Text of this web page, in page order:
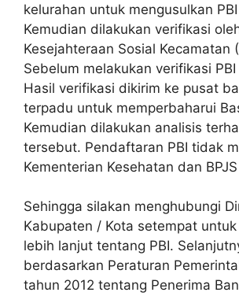
kelurahan untuk mengusulkan
Kemudian dilakukan verifikasi
Kesejahteraan Sosial Kecamatan
Sebelum melakukan verifikasi
Hasil verifikasi dikirim ke pusat
terpadu untuk memperbaharui
Kemudian dilakukan analisis
tersebut. Pendaftaran PBI tidak
Kementerian Kesehatan dan
Sehingga silakan menghubungi
Kabupaten / Kota setempat
lebih lanjut tentang PBI.
berdasarkan Peraturan
tahun 2012 tentang Penerima